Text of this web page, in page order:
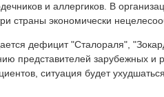
и аллергиков. В
страны экономически
дефицит "Сталораля",
представителей зарубежных и
ситуация будет